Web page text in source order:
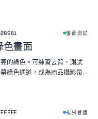
螢幕測試
色畫面
的綠色。可練習去背、測試
綠色通道，或為商品攝影帶
★
視訊會議